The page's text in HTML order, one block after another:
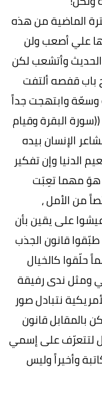
الماضية من هذه
علي أصعب ولن
وأتشعب لكن
باب قفصه ألتفت
وسعّة وابتهجت جداً
البقرة وقيام
الإنسان بيده
الدنيا وإن تفكير
هوَ مهما تعِبَت
من الأمل ،
على يقين بأن
قانون الجذب
حلّقوا كالخيال
ومثل ندى رفيقة
نتبادل صور
بالمقابل قانون
لتتعرّف على إسمي
وأخيراً وليس